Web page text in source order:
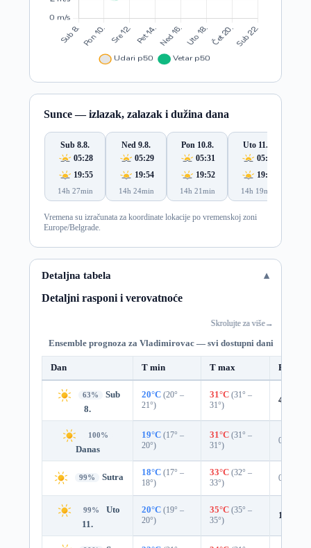
Sunce — izlazak, zalazak i dužina dana
Sub 8.8.
05:28
19:55
14h 27min
Ned 9.8.
05:29
19:54
14h 24min
Pon 10.8.
05:31
19:52
14h 21min
Uto 11.8.
05:32
19:51
14h 19min
Vremena su izračunata za koordinate lokacije po vremenskoj zoni
Europe/Belgrade.
Detaljna tabela
Detaljni rasponi i verovatnoće
Skrolujte za više→
Ensemble prognoza za Vladimirovac — svi dostupni dani
Dan T min T max
63%
Sub
8.
20°C (20° –
21°)
31°C (31° –
31°)
4%
100%
Danas
19°C (17° –
20°)
31°C (31° –
31°)
0%
99% Sutra 18°C (17° –
18°)
33°C (32° –
33°)
0%
99%
Uto
11.
20°C (19° –
20°)
35°C (35° –
35°)
1%